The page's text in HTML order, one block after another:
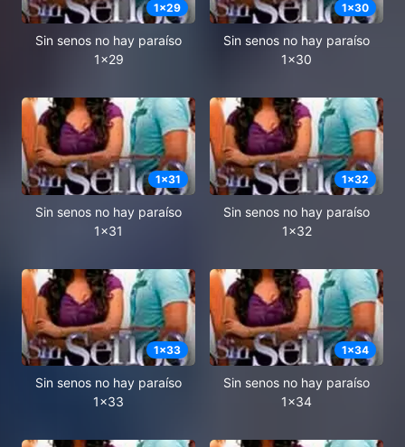
1x29
Sin senos no hay paraíso
1x29
1x30
Sin senos no hay paraíso
1x30
1x31
Sin senos no hay paraíso
1x31
1x32
Sin senos no hay paraíso
1x32
1x33
Sin senos no hay paraíso
1x33
1x34
Sin senos no hay paraíso
1x34